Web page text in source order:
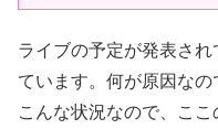
ライブの予定が発表さ
ています。何が原因なの
こんな状況なので、こ